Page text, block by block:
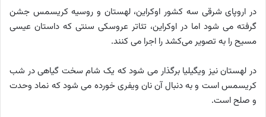
در اروپای شرقی سه کشور اوکراین، لهستان و روسیه کریسمس جشن
گرفته می شود اما در اوکراین، تئاتر عروسکی سنتی که داستان عیسی
مسیح را به تصویر می‌کشد را اجرا می کنند.
در لهستان نیز ویگیلیا برگذار می شود که یک شام سخت گیاهی در شب
کریسمس است و به دنبال آن نان ویفری خورده می شود که نماد وحدت
و صلح است.